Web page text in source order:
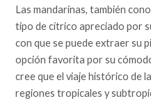
Las mandarinas, también
tipo de cítrico apreciado por
con que se puede extraer su
opción favorita por su
cree que el viaje histórico de
regiones tropicales y